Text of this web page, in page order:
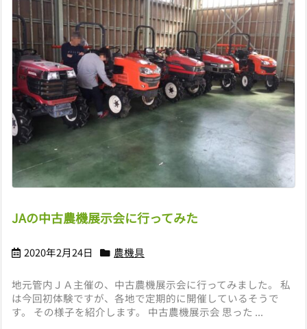
JAの中古農機展示会に行ってみた
2020年2月24日 農機具
地元管内ＪＡ主催の、中古農機展示会に行ってみました。 私
は今回初体験ですが、各地で定期的に開催しているそうで
す。 その様子を紹介します。 中古農機展示会 思った ...